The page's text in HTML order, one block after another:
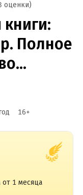
оценки)
Полное
16+
от 1 месяца